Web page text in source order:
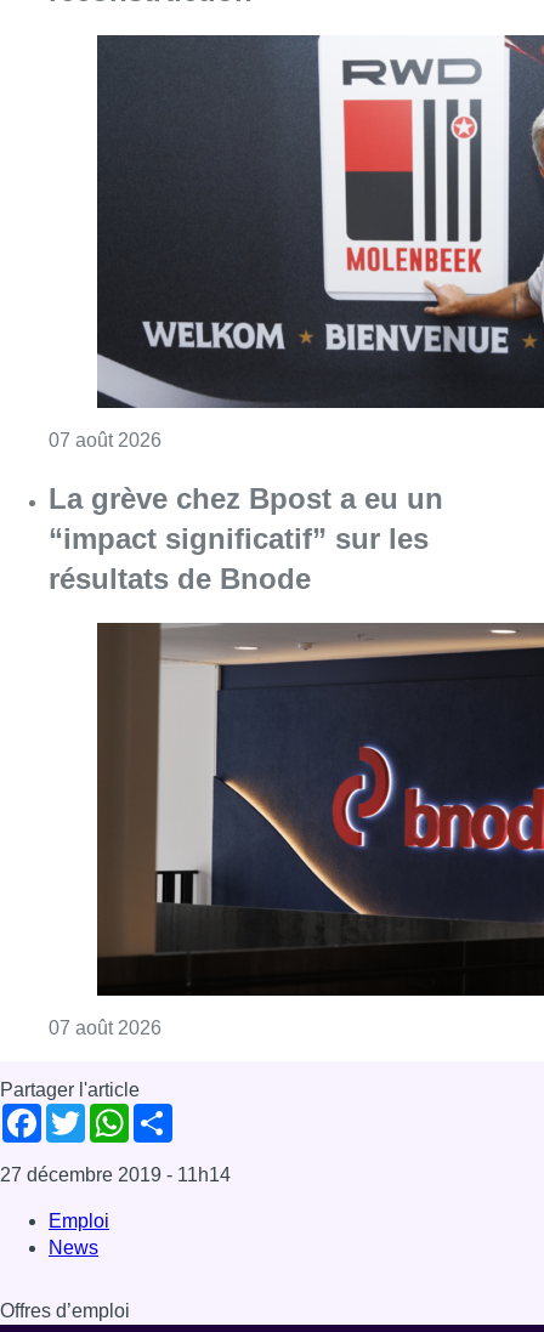
07 août 2026
La grève chez Bpost a eu un
“impact significatif” sur les
résultats de Bnode
07 août 2026
Partager l'article
Facebook
TwitterWhatsApp
27 décembre 2019 - 11h14
Emploi
News
Offres d’emploi